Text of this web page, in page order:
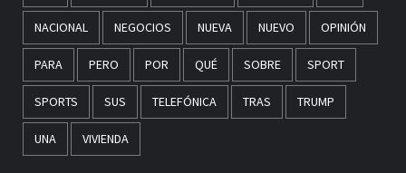
NACIONAL NEGOCIOS NUEVA NUEVO OPINIÓN
PARA PERO POR QUÉ SOBRE SPORT
SPORTS SUS TELEFÓNICA TRAS TRUMP
UNA VIVIENDA